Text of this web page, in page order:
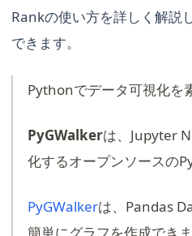
Rankの使い方を詳しく解説
できます。
Pythonでデータ可視化を
PyGWalkerは、Jupyter
化するオープンソースの
PyGWalker(opens in a
は、Pandas
簡単にグラフを作成でき